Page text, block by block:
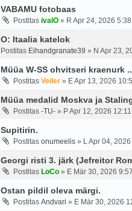
VABAMU fotobaas
Postitas ivalO » R Apr 24, 2026
O: Itaalia katelok
Postitas Eihandgranate39 » N Apr 23,
Müüa W-SS ohvitseri kraenurk
Postitas Veiler » E Apr 13, 2026
Müüa medalid Moskva ja
Postitas -TU- » P Apr 12, 2026
Supitirin.
Postitas onumeelis » L Apr 04,
Georgi risti 3. järk (Jefreitor
Postitas LoCo » E Mär 30, 2026
Ostan pildil oleva märgi.
Postitas Andvari » E Mär 30, 2026